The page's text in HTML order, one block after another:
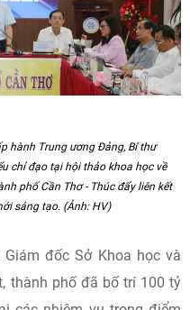
ĐBSCL. Thành phố sẽ xây
kiện thuận lợi cho hoạt
nghệ và thương mại